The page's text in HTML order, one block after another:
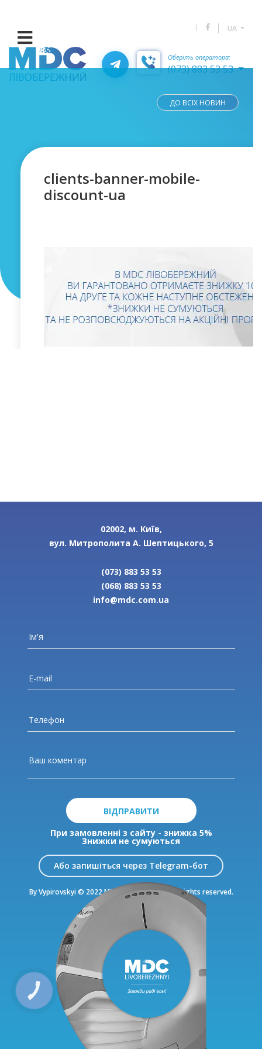
UA
Оберіть оператора:
(073) 883 53 53
ДО ВСІХ НОВИН
clients-banner-mobile-
discount-ua
02002, м. Київ,
вул. Митрополита А. Шептицького, 5
(073) 883 53 53
(068) 883 53 53
info@mdc.com.ua
ВІДПРАВИТИ
При замовленні з сайту - знижка 5%
Знижки не сумуються
Або запишіться через Telegram-бот
By Vypirovskyi © 2022 MDC Livoberezhnyi. All rights reserved.